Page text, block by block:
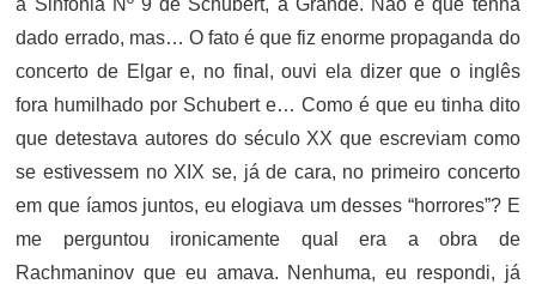
a Sinfonia Nº 9 de Schubert, a Grande. Não é que tenha
dado errado, mas… O fato é que fiz enorme propaganda do
concerto de Elgar e, no final, ouvi ela dizer que o inglês
fora humilhado por Schubert e… Como é que eu tinha dito
que detestava autores do século XX que escreviam como
se estivessem no XIX se, já de cara, no primeiro concerto
em que íamos juntos, eu elogiava um desses “horrores”? E
me perguntou ironicamente qual era a obra de
Rachmaninov que eu amava. Nenhuma, eu respondi, já